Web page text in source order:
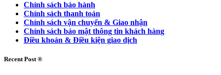
Chính sách bảo hành
Chính sách thanh toán
Chính sách vận chuyển & Giao nhận
Chính sách bảo mật thông tin khách hàng
Điều khoản & Điều kiện giao dịch
Recent Post ®